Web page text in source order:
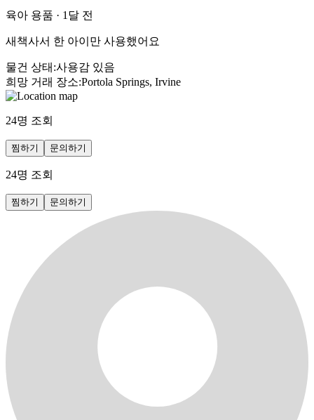
육아 용품 · 1달 전
새책사서 한 아이만 사용했어요
물건 상태 :사용감 있음
희망 거래 장소:Portola Springs, Irvine
24명 조회
찜하기 문의하기
24명 조회
찜하기 문의하기